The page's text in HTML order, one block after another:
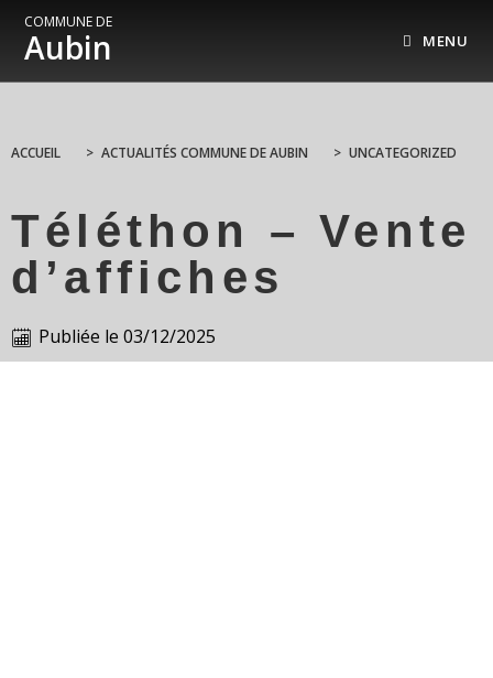
COMMUNE DE
Aubin MENU
ACCUEIL > ACTUALITÉS COMMUNE DE AUBIN > UNCATEGORIZED
Téléthon – Vente
d’affiches
Publiée le 03/12/2025